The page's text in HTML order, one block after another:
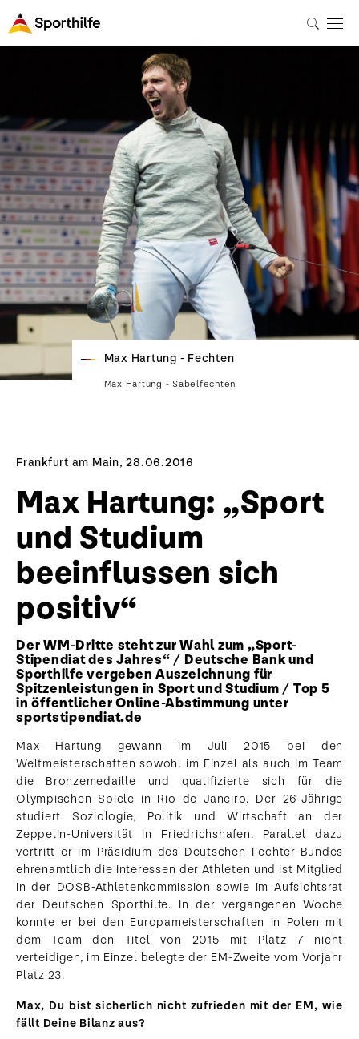
Max Hartung - Fechten
Max Hartung - Säbelfechten
Frankfurt am Main, 28.06.2016
Max Hartung: „Sport
und Studium
beeinflussen sich
positiv“
Der WM-Dritte steht zur Wahl zum „Sport-
Stipendiat des Jahres“ / Deutsche Bank und
Sporthilfe vergeben Auszeichnung für
Spitzenleistungen in Sport und Studium / Top 5
in öffentlicher Online-Abstimmung unter
sportstipendiat.de
Max Hartung gewann im Juli 2015 bei den
Weltmeisterschaften sowohl im Einzel als auch im Team
die Bronzemedaille und qualifizierte sich für die
Olympischen Spiele in Rio de Janeiro. Der 26-Jährige
studiert Soziologie, Politik und Wirtschaft an der
Zeppelin-Universität in Friedrichshafen. Parallel dazu
vertritt er im Präsidium des Deutschen Fechter-Bundes
ehrenamtlich die Interessen der Athleten und ist Mitglied
in der DOSB-Athletenkommission sowie im Aufsichtsrat
der Deutschen Sporthilfe. In der vergangenen Woche
konnte er bei den Europameisterschaften in Polen mit
dem Team den Titel von 2015 mit Platz 7 nicht
verteidigen, im Einzel belegte der EM-Zweite vom Vorjahr
Platz 23.
Max, Du bist sicherlich nicht zufrieden mit der EM, wie
fällt Deine Bilanz aus?